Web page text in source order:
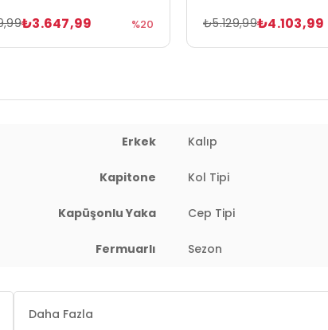
₺3.647,99 %20 ₺4.103,99
₺5.129,99
Erkek Kalıp
Kapitone Kol Tipi
Kapüşonlu Yaka Cep Tipi
Fermuarlı Sezon
Daha Fazla